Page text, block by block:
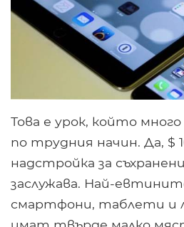
Това е урок, който
по трудния начин. Да, $
надстройка за
заслужава. Най-
смартфони, таблети и